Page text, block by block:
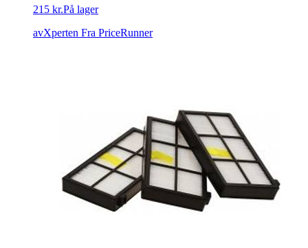
215 kr.På lager
avXperten Fra PriceRunner